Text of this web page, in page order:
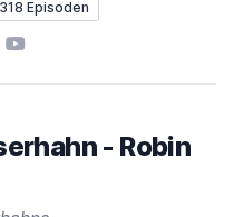
318 Episoden
YouTube
- Robin